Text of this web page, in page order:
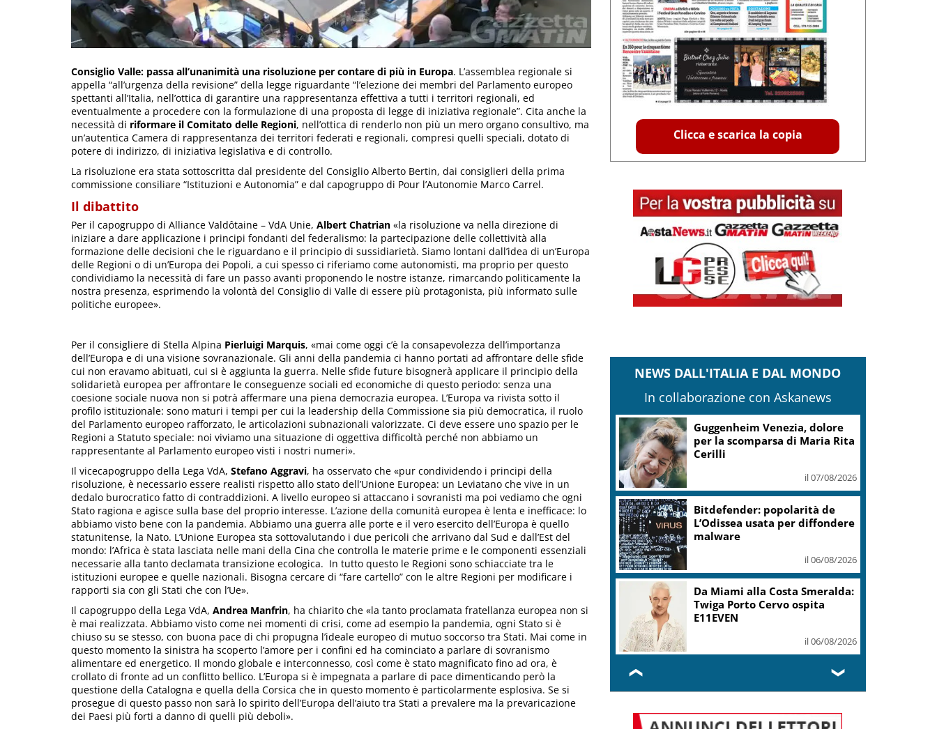
Consiglio Valle: passa all’unanimità una risoluzione per contare di più in Europa. L’assemblea regionale si
appella “all’urgenza della revisione” della legge riguardante “l’elezione dei membri del Parlamento europeo
spettanti all’Italia, nell’ottica di garantire una rappresentanza effettiva a tutti i territori regionali, ed
eventualmente a procedere con la formulazione di una proposta di legge di iniziativa regionale”. Cita anche la
necessità di riformare il Comitato delle Regioni, nell’ottica di renderlo non più un mero organo consultivo, ma
un’autentica Camera di rappresentanza dei territori federati e regionali, compresi quelli speciali, dotato di
potere di indirizzo, di iniziativa legislativa e di controllo.
La risoluzione era stata sottoscritta dal presidente del Consiglio Alberto Bertin, dai consiglieri della prima
commissione consiliare “Istituzioni e Autonomia” e dal capogruppo di Pour l’Autonomie Marco Carrel.
Il dibattito
Per il capogruppo di Alliance Valdôtaine – VdA Unie, Albert Chatrian «la risoluzione va nella direzione di
iniziare a dare applicazione i principi fondanti del federalismo: la partecipazione delle collettività alla
formazione delle decisioni che le riguardano e il principio di sussidiarietà. Siamo lontani dall’idea di un’Europa
delle Regioni o di un’Europa dei Popoli, a cui spesso ci riferiamo come autonomisti, ma proprio per questo
condividiamo la necessità di fare un passo avanti proponendo le nostre istanze, rimarcando politicamente la
nostra presenza, esprimendo la volontà del Consiglio di Valle di essere più protagonista, più informato sulle
politiche europee».
Per il consigliere di Stella Alpina Pierluigi Marquis, «mai come oggi c’è la consapevolezza dell’importanza
dell’Europa e di una visione sovranazionale. Gli anni della pandemia ci hanno portati ad affrontare delle sfide
cui non eravamo abituati, cui si è aggiunta la guerra. Nelle sfide future bisognerà applicare il principio della
solidarietà europea per affrontare le conseguenze sociali ed economiche di questo periodo: senza una
coesione sociale nuova non si potrà affermare una piena democrazia europea. L’Europa va rivista sotto il
profilo istituzionale: sono maturi i tempi per cui la leadership della Commissione sia più democratica, il ruolo
del Parlamento europeo rafforzato, le articolazioni subnazionali valorizzate. Ci deve essere uno spazio per le
Regioni a Statuto speciale: noi viviamo una situazione di oggettiva difficoltà perché non abbiamo un
rappresentante al Parlamento europeo visti i nostri numeri».
Il vicecapogruppo della Lega VdA, Stefano Aggravi, ha osservato che «pur condividendo i principi della
risoluzione, è necessario essere realisti rispetto allo stato dell’Unione Europea: un Leviatano che vive in un
dedalo burocratico fatto di contraddizioni. A livello europeo si attaccano i sovranisti ma poi vediamo che ogni
Stato ragiona e agisce sulla base del proprio interesse. L’azione della comunità europea è lenta e inefficace: lo
abbiamo visto bene con la pandemia. Abbiamo una guerra alle porte e il vero esercito dell’Europa è quello
statunitense, la Nato. L’Unione Europea sta sottovalutando i due pericoli che arrivano dal Sud e dall’Est del
mondo: l’Africa è stata lasciata nelle mani della Cina che controlla le materie prime e le componenti essenziali
necessarie alla tanto declamata transizione ecologica. In tutto questo le Regioni sono schiacciate tra le
istituzioni europee e quelle nazionali. Bisogna cercare di “fare cartello” con le altre Regioni per modificare i
rapporti sia con gli Stati che con l’Ue».
Il capogruppo della Lega VdA, Andrea Manfrin, ha chiarito che «la tanto proclamata fratellanza europea non si
è mai realizzata. Abbiamo visto come nei momenti di crisi, come ad esempio la pandemia, ogni Stato si è
chiuso su se stesso, con buona pace di chi propugna l’ideale europeo di mutuo soccorso tra Stati. Mai come in
questo momento la sinistra ha scoperto l’amore per i confini ed ha cominciato a parlare di sovranismo
alimentare ed energetico. Il mondo globale e interconnesso, così come è stato magnificato fino ad ora, è
crollato di fronte ad un conflitto bellico. L’Europa si è impegnata a parlare di pace dimenticando però la
questione della Catalogna e quella della Corsica che in questo momento è particolarmente esplosiva. Se si
prosegue di questo passo non sarà lo spirito dell’Europa dell’aiuto tra Stati a prevalere ma la prevaricazione
dei Paesi più forti a danno di quelli più deboli».
Clicca e scarica la copia
NEWS DALL'ITALIA E DAL MONDO
In collaborazione con Askanews
Covid, ‘Conte-day’ in
commissione: “non sono un
eroe ma un uomo corretto,
il 06/08/2026
Guccini, Meloni: l’ho amato e
mi ha formato, continuerò a
il 06/08/2026
Sogin: in 2025 utile balza oltre
2,5 mln, decommissioning al
il 06/08/2026